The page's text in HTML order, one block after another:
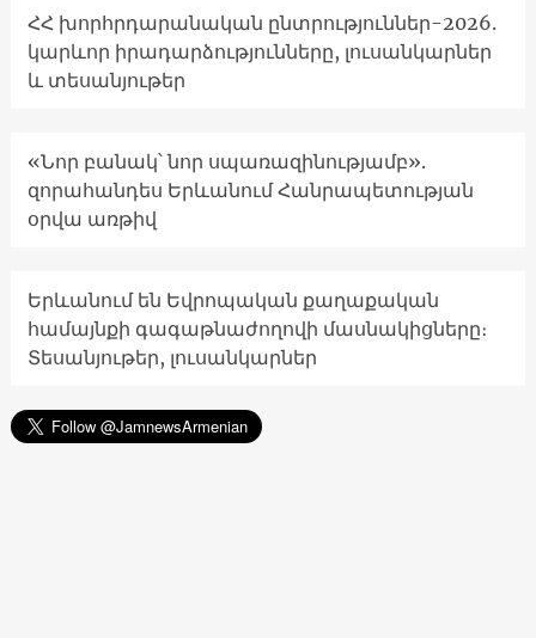
ՀՀ խորհրդարանական ընտրություններ-2026.
կարևոր իրադարձությունները, լուսանկարներ
և տեսանյութեր
«Նոր բանակ՝ նոր սպառազինությամբ».
զորահանդես Երևանում Հանրապետության
օրվա առթիվ
Երևանում են Եվրոպական քաղաքական
համայնքի գագաթնաժողովի մասնակիցները։
Տեսանյութեր, լուսանկարներ